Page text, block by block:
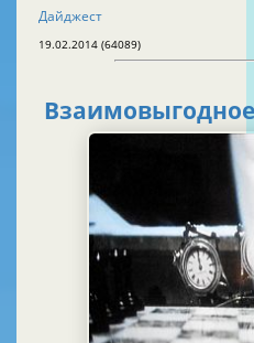
Дайджест
19.02.2014 (64089)